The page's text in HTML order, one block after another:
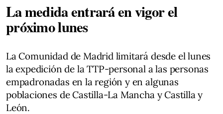
La medida entrará en vigor el
próximo lunes
La Comunidad de Madrid limitará desde el lunes
la expedición de la TTP-personal a las personas
empadronadas en la región y en algunas
poblaciones de Castilla-La Mancha y Castilla y
León.